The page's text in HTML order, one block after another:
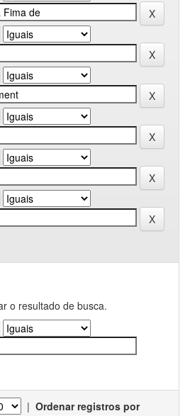
o resultado de busca.
| Ordenar registros por